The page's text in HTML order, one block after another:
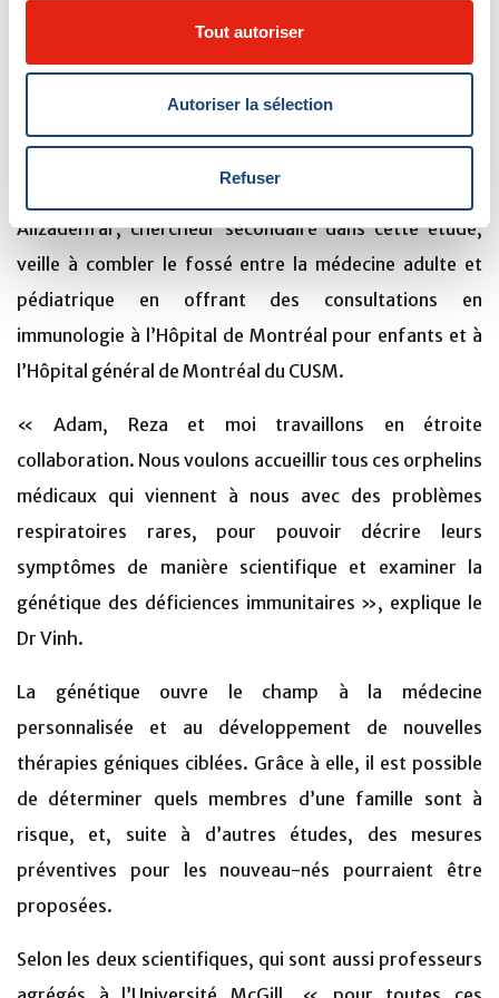
Tout autoriser
Autoriser la sélection
Refuser
DCP semble faible, le Dr Vinh vérifie la présence d’un
Alizadehfar, chercheur secondaire dans cette étude,
veille à combler le fossé entre la médecine adulte et
pédiatrique en offrant des consultations en
immunologie à l’Hôpital de Montréal pour enfants et à
l’Hôpital général de Montréal du CUSM.
« Adam, Reza et moi travaillons en étroite
collaboration. Nous voulons accueillir tous ces orphelins
médicaux qui viennent à nous avec des problèmes
respiratoires rares, pour pouvoir décrire leurs
symptômes de manière scientifique et examiner la
génétique des déficiences immunitaires », explique le
Dr Vinh.
La génétique ouvre le champ à la médecine
personnalisée et au développement de nouvelles
thérapies géniques ciblées. Grâce à elle, il est possible
de déterminer quels membres d’une famille sont à
risque, et, suite à d’autres études, des mesures
préventives pour les nouveau-nés pourraient être
proposées.
Selon les deux scientifiques, qui sont aussi professeurs